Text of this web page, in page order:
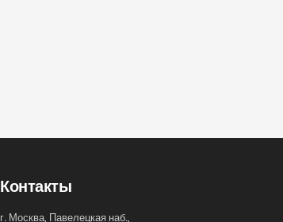
Контакты
г. Москва, Павелецкая наб.,